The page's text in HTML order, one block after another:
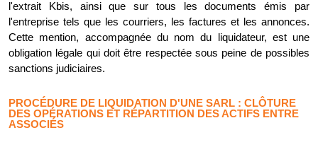
l'extrait Kbis, ainsi que sur tous les documents émis par
l'entreprise tels que les courriers, les factures et les annonces.
Cette mention, accompagnée du nom du liquidateur, est une
obligation légale qui doit être respectée sous peine de possibles
sanctions judiciaires.
PROCÉDURE DE LIQUIDATION D'UNE SARL : CLÔTURE
DES OPÉRATIONS ET RÉPARTITION DES ACTIFS ENTRE
ASSOCIÉS